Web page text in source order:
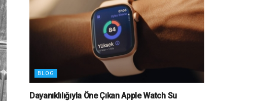
BLOG
Dayanıklılığıyla Öne Çıkan Apple Watch Su